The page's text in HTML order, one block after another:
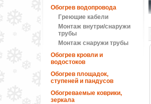
Обогрев водопровода
Греющие кабели
Монтаж внутри/снаружи
трубы
Монтаж снаружи трубы
Обогрев кровли и
водостоков
Обогрев площадок,
ступеней и пандусов
Обогреваемые коврики,
зеркала